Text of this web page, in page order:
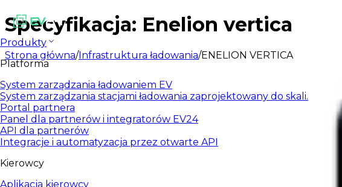
Produkty
Platforma
System zarządzania ładowaniem EV
System zarządzania stacjami ładowania zaprojektowany do skali.
Portal partnera
Panel dla partnerów i integratorów EV24
API dla partnerów
Integracje i automatyzacja przez otwarte API
Kierowcy
Aplikacja kierowcy
Specyfikacja: Enelion vertica
Strona główna/Infrastruktura ładowania/ENELION VERTICA